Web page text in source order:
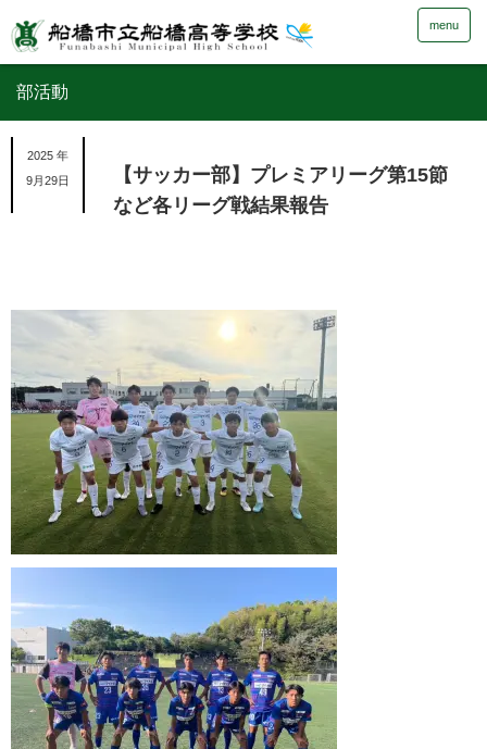
menu
部活動
2025 年
9月29日
【サッカー部】プレミアリーグ第15節
など各リーグ戦結果報告